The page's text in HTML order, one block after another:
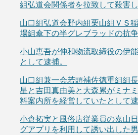
組弘道会関係者を拉致して殺害
山口組弘道会野内組栗山組ＶＳ
場組傘下の半グレブラッドの抗争
小山恵吾が伸和物流取締役の伊
として逮捕。
山口組兼一会若頭補佐徳重組組
星と吉田真由美と大森累がミナ
料案内所を経営していたとして逮
小倉拓実と風俗店従業員の嘉山
グアプリを利用して誘い出した